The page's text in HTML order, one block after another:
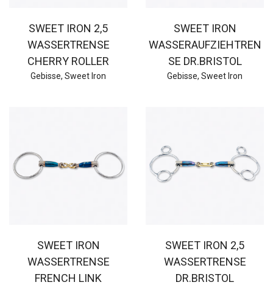
SWEET IRON 2,5
WASSERTRENSE
CHERRY ROLLER
Gebisse, Sweet Iron
SWEET IRON
WASSERAUFZIEHTREN
SE DR.BRISTOL
Gebisse, Sweet Iron
SWEET IRON
WASSERTRENSE
FRENCH LINK
SWEET IRON 2,5
WASSERTRENSE
DR.BRISTOL